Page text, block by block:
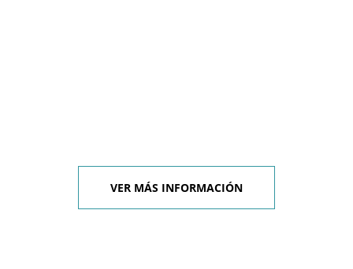
VER MÁS INFORMACIÓN